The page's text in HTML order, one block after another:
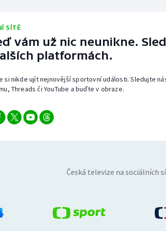
SÍTĚ
vám už nic neunikne.
platformách.
si nikde ujít nejnovější sportovní události. Sledujte
Threads či YouTube a buďte v obraze.
Česká televize na sociálních